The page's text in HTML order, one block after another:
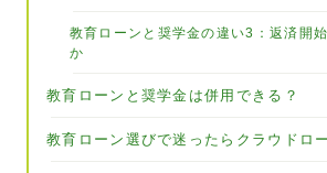
教育ローンと奨学金の違い3：返済開
か
教育ローンと奨学金は併用できる？
教育ローン選びで迷ったらクラウドロ